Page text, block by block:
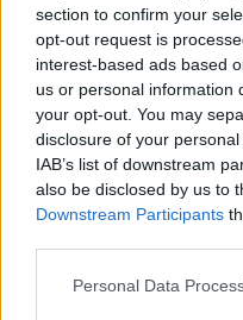
section to confirm your
opt-out request is
interest-based ads based
us or personal information
your opt-out. You may
disclosure of your
IAB’s list of downstream
also be disclosed by us to
Downstream Participants
Personal Data